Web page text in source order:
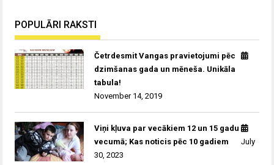
POPULĀRI RAKSTI
Četrdesmit Vangas pravietojumi pēc
dzimšanas gada un mēneša. Unikāla
tabula!
November 14, 2019
Viņi kļuva par vecākiem 12 un 15 gadu
vecumā; Kas noticis pēc 10 gadiem
July
30, 2023